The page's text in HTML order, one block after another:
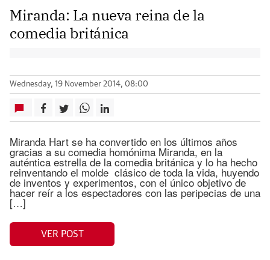
Miranda: La nueva reina de la
comedia británica
Wednesday, 19 November 2014, 08:00
Miranda Hart se ha convertido en los últimos años
gracias a su comedia homónima Miranda, en la
auténtica estrella de la comedia británica y lo ha hecho
reinventando el molde clásico de toda la vida, huyendo
de inventos y experimentos, con el único objetivo de
hacer reír a los espectadores con las peripecias de una
[…]
VER POST